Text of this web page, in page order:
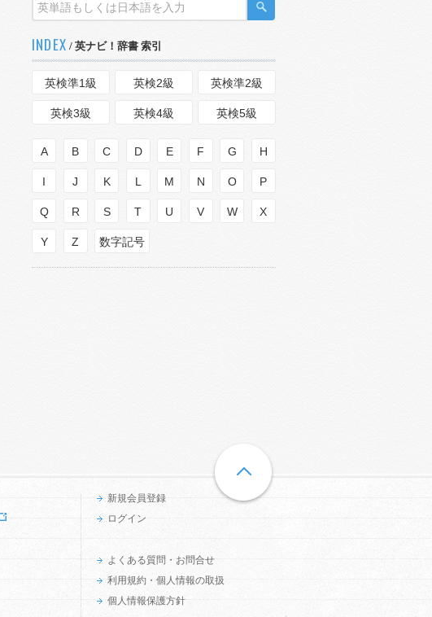
INDEX / 英ナビ！辞書 索引
英検準1級 英検2級 英検準2級
英検3級 英検4級 英検5級
A B C D E F G H
I J K L M N O P
Q R S T U V W X
Y Z 数字記号
新規会員登録
ログイン
よくある質問・お問合せ
利用規約・個人情報の取扱
個人情報保護方針